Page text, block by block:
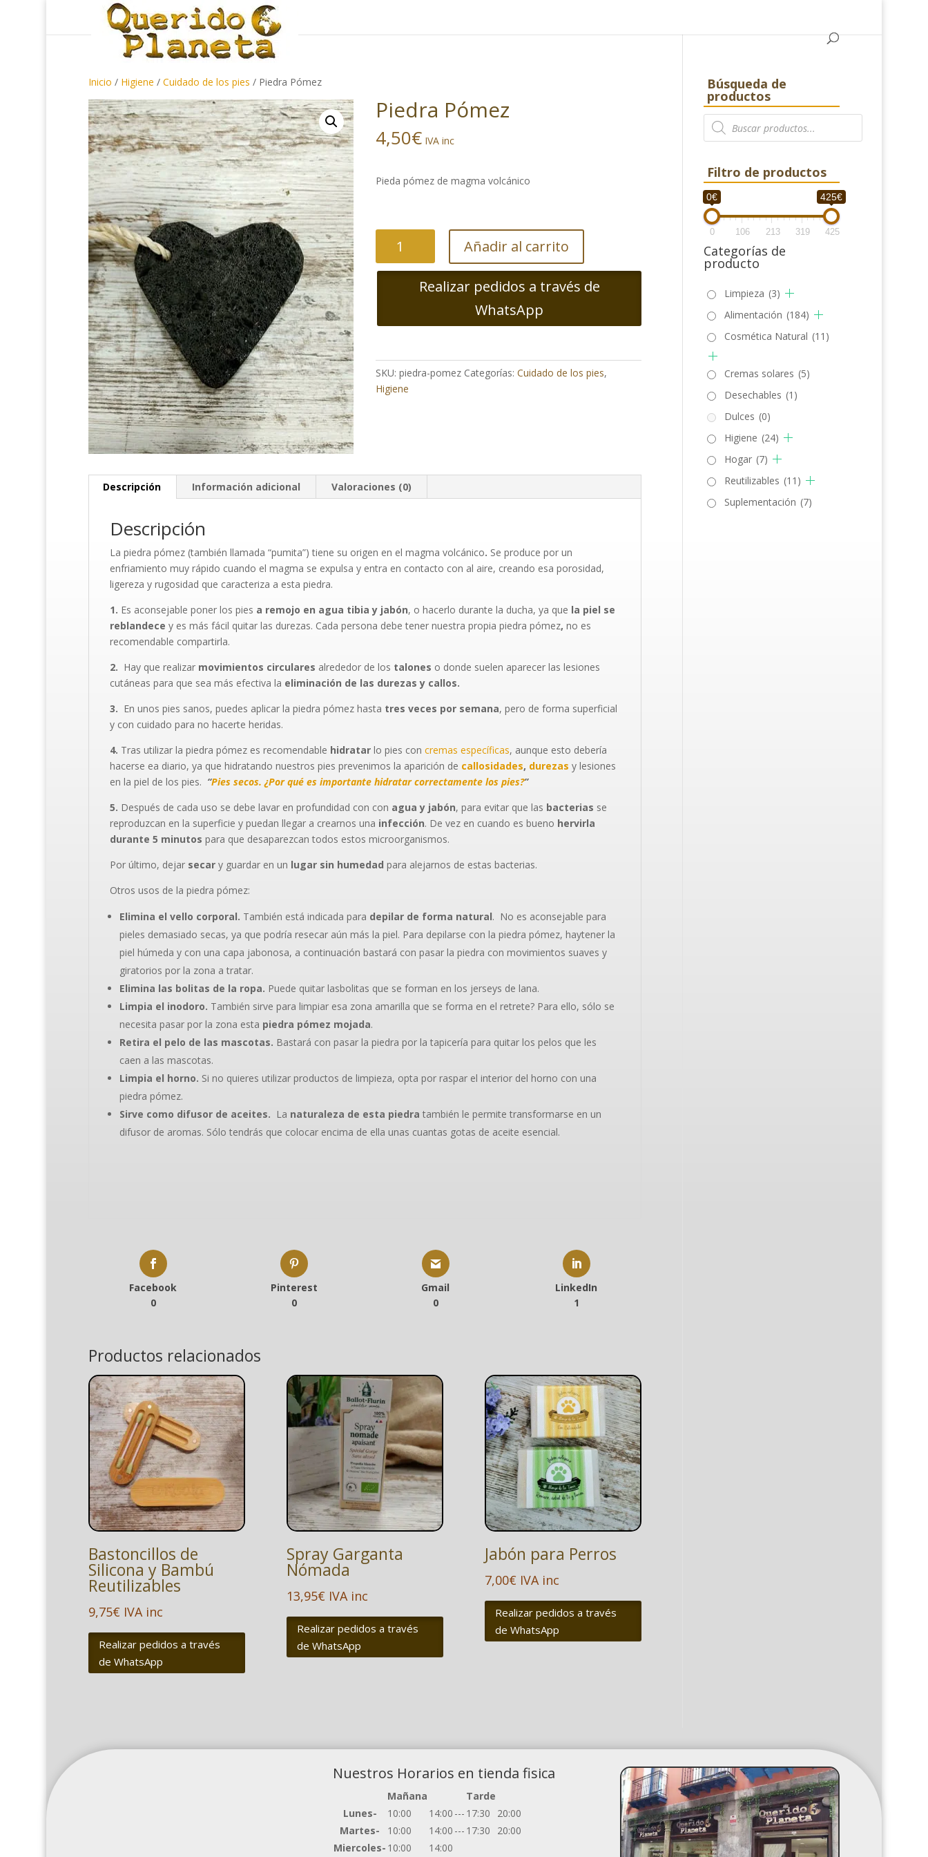
Inicio / Higiene / Cuidado de los pies / Piedra Pómez
Piedra Pómez
4,50€ IVA inc
Pieda pómez de magma volcánico
Pómez
cantidad
Añadir al carrito
Realizar pedidos a través de
WhatsApp
SKU:piedra-pomez Categorías:Cuidado de los pies,
Higiene
Descripción Información adicional Valoraciones (0)
Descripción
La piedra pómez (también llamada “pumita”) tiene su origen en el magma volcánico. Se produce por un
enfriamiento muy rápido cuando el magma se expulsa y entra en contacto con al aire, creando esa porosidad,
ligereza y rugosidad que caracteriza a esta piedra.
1. Es aconsejable poner los pies a remojo en agua tibia y jabón, o hacerlo durante la ducha, ya que la piel se
reblandece y es más fácil quitar las durezas. Cada persona debe tener nuestra propia piedra pómez, no es
recomendable compartirla.
2. Hay que realizar movimientos circulares alrededor de los talones o donde suelen aparecer las lesiones
cutáneas para que sea más efectiva la eliminación de las durezas y callos.
3. En unos pies sanos, puedes aplicar la piedra pómez hasta tres veces por semana, pero de forma superficial
y con cuidado para no hacerte heridas.
4. Tras utilizar la piedra pómez es recomendable hidratarlo pies con cremas específicas, aunque esto debería
hacerse ea diario, ya que hidratando nuestros pies prevenimos la aparición de callosidades, durezas y lesiones
en la piel de los pies. “Pies secos. ¿Por qué es importante hidratar correctamente los pies?”
5. Después de cada uso se debe lavar en profundidad con con agua y jabón, para evitar que las bacterias se
reproduzcan en la superficie y puedan llegar a crearnos una infección. De vez en cuando es bueno hervirla
durante 5 minutos para que desaparezcan todos estos microorganismos.
Por último, dejar secary guardar en un lugar sin humedad para alejarnos de estas bacterias.
Otros usos de la piedra pómez:
Elimina el vello corporal. También está indicada para depilar de forma natural. No es aconsejable para
pieles demasiado secas, ya que podría resecar aún más la piel. Para depilarse con la piedra pómez, haytener la
piel húmeda y con una capa jabonosa, a continuación bastará con pasar la piedra con movimientos suaves y
giratorios por la zona a tratar.
Elimina las bolitas de la ropa. Puede quitar lasbolitas que se forman en los jerseys de lana.
Limpia el inodoro. También sirve para limpiar esa zona amarilla que se forma en el retrete? Para ello, sólo se
necesita pasar por la zona esta piedra pómez mojada.
Retira el pelo de las mascotas. Bastará con pasar la piedra por la tapicería para quitar los pelos que les
caen a las mascotas.
Limpia el horno. Si no quieres utilizar productos de limpieza, opta por raspar el interior del horno con una
piedra pómez.
Sirve como difusor de aceites. La naturaleza de esta piedra también le permite transformarse en un
difusor de aromas. Sólo tendrás que colocar encima de ella unas cuantas gotas de aceite esencial.
Facebook
0
Pinterest
0
Gmail
0
LinkedIn
1
Productos relacionados
Bastoncillos de
Silicona y Bambú
Reutilizables
9,75€ IVA inc
Realizar pedidos a través
de WhatsApp
Spray Garganta
Nómada
13,95€ IVA inc
Realizar pedidos a través
de WhatsApp
Jabón para Perros
7,00€ IVA inc
Realizar pedidos a través
de WhatsApp
Búsqueda de
productos
Búsqueda
de
productos
Filtro de productos
0€ 425€
0 106 213 319 425
Categorías de
producto
Limpieza (3)
Alimentación (184)
Cosmética Natural (11)
Cremas solares (5)
Desechables (1)
Dulces (0)
Higiene (24)
Hogar (7)
Reutilizables (11)
Suplementación (7)
Nuestros Horarios en tienda fisica
Mañana
Tarde
Lunes-
10:00 14:00 --- 17:30
20:00
Martes-
10:00 14:00 --- 17:30
20:00
Miercoles- 10:00 14:00